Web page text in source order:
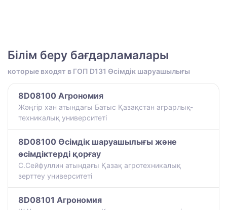
Білім беру бағдарламалары
которые входят в ГОП D131 Өсімдік шаруашылығы
8D08100 Агрономия
Жәңгір хан атындағы Батыс Қазақстан аграрлық-
техникалық университеті
8D08100 Өсімдік шаруашылығы және
өсімдіктерді қорғау
С.Сейфуллин атындағы Қазақ агротехникалық
зерттеу университеті
8D08101 Агрономия